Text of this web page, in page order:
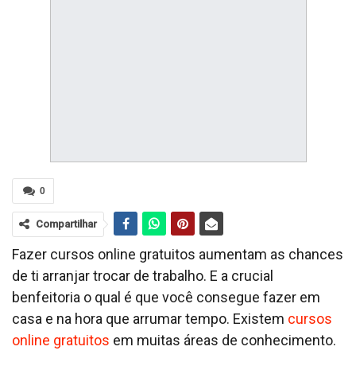
0
Compartilhar
Fazer cursos online gratuitos aumentam as chances
de ti arranjar trocar de trabalho. E a crucial
benfeitoria o qual é que você consegue fazer em
casa e na hora que arrumar tempo. Existem cursos
online gratuitos em muitas áreas de conhecimento.